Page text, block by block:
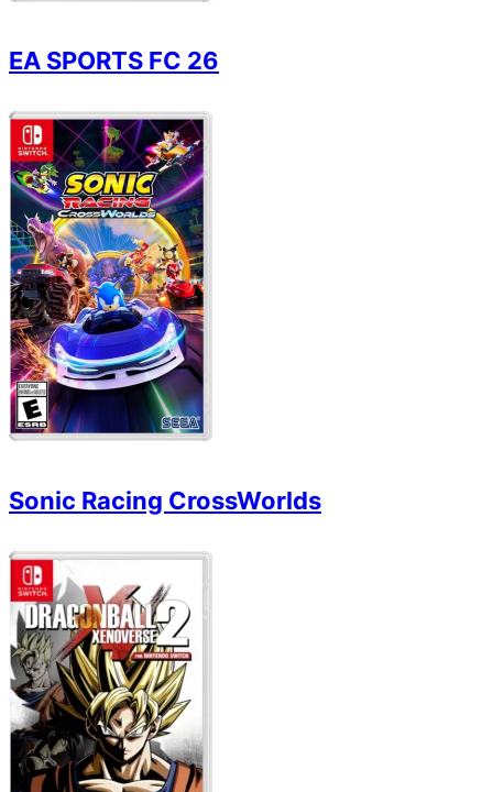
EA SPORTS FC 26
Sonic Racing CrossWorlds